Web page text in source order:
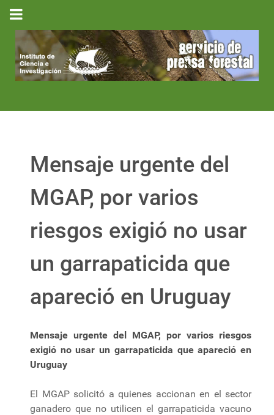
Mensaje urgente del
MGAP, por varios
riesgos exigió no usar
un garrapaticida que
apareció en Uruguay
Mensaje urgente del MGAP, por varios riesgos
exigió no usar un garrapaticida que apareció en
Uruguay
El MGAP solicitó a quienes accionan en el sector
ganadero que no utilicen el garrapaticida vacuno